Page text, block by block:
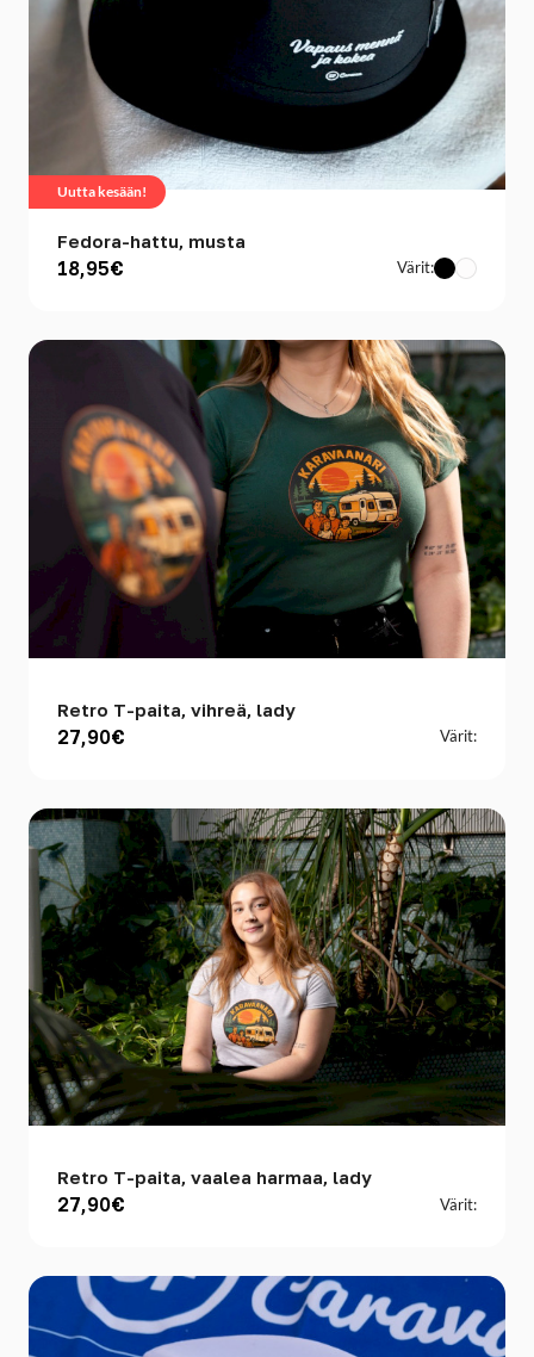
Uutta kesään!
Fedora-hattu, musta
18,95€ Värit:
Retro T-paita, vihreä, lady
27,90€ Värit:
Retro T-paita, vaalea harmaa, lady
27,90€ Värit: